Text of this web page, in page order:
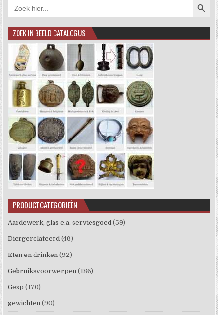
Zoek
naar:
ZOEK IN BEELD CATALOGUS
PRODUCTCATEGORIEËN
Aardewerk, glas e.a. serviesgoed (59)
Diergerelateerd (46)
Eten en drinken (92)
Gebruiksvoorwerpen (186)
Gesp (170)
gewichten (90)